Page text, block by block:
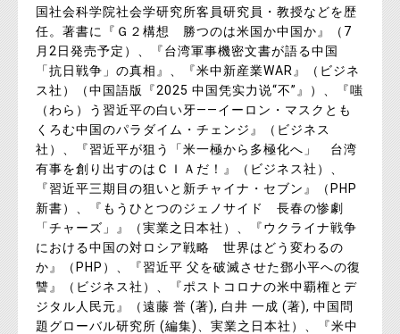
国社会科学院社会学研究所客員研究員・教授などを歴
任。著書に『Ｇ２構想 勝つのは米国か中国か』（7
月2日発売予定）、『台湾軍事機密文書が語る中国
「抗日戦争」の真相』、『米中新産業WAR』（ビジネ
ス社）（中国語版『2025 中国凭实力说“不”』）、『嗤
（わら）う習近平の白い牙――イーロン・マスクとも
くろむ中国のパラダイム・チェンジ』（ビジネス
社）、『習近平が狙う「米一極から多極化へ」 台湾
有事を創り出すのはＣＩＡだ！』（ビジネス社）、
『習近平三期目の狙いと新チャイナ・セブン』（PHP
新書）、『もうひとつのジェノサイド 長春の惨劇
「チャーズ」』（実業之日本社）、『ウクライナ戦争
における中国の対ロシア戦略 世界はどう変わるの
か』（PHP）、『習近平 父を破滅させた鄧小平への復
讐』（ビジネス社）、『ポストコロナの米中覇権とデ
ジタル人民元』（遠藤 誉 (著), 白井 一成 (著), 中国問
題グローバル研究所 (編集)、実業之日本社）、『米中